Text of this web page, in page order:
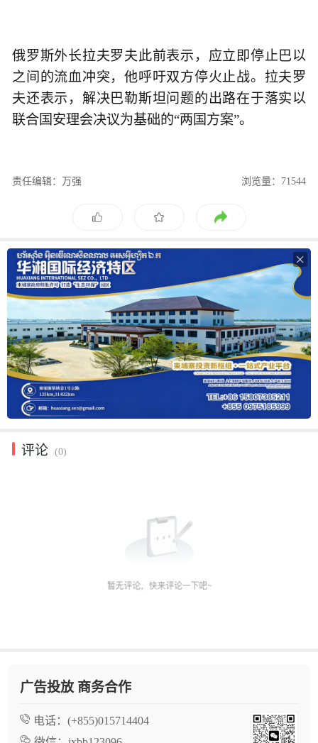
俄罗斯外长拉夫罗夫此前表示，应立即停止巴以
之间的流血冲突，他呼吁双方停火止战。拉夫罗
夫还表示，解决巴勒斯坦问题的出路在于落实以
联合国安理会决议为基础的“两国方案”。
责任编辑：万强 浏览量：71544

评论 (0)
广告投放 商务合作
电话： (+855)015714404